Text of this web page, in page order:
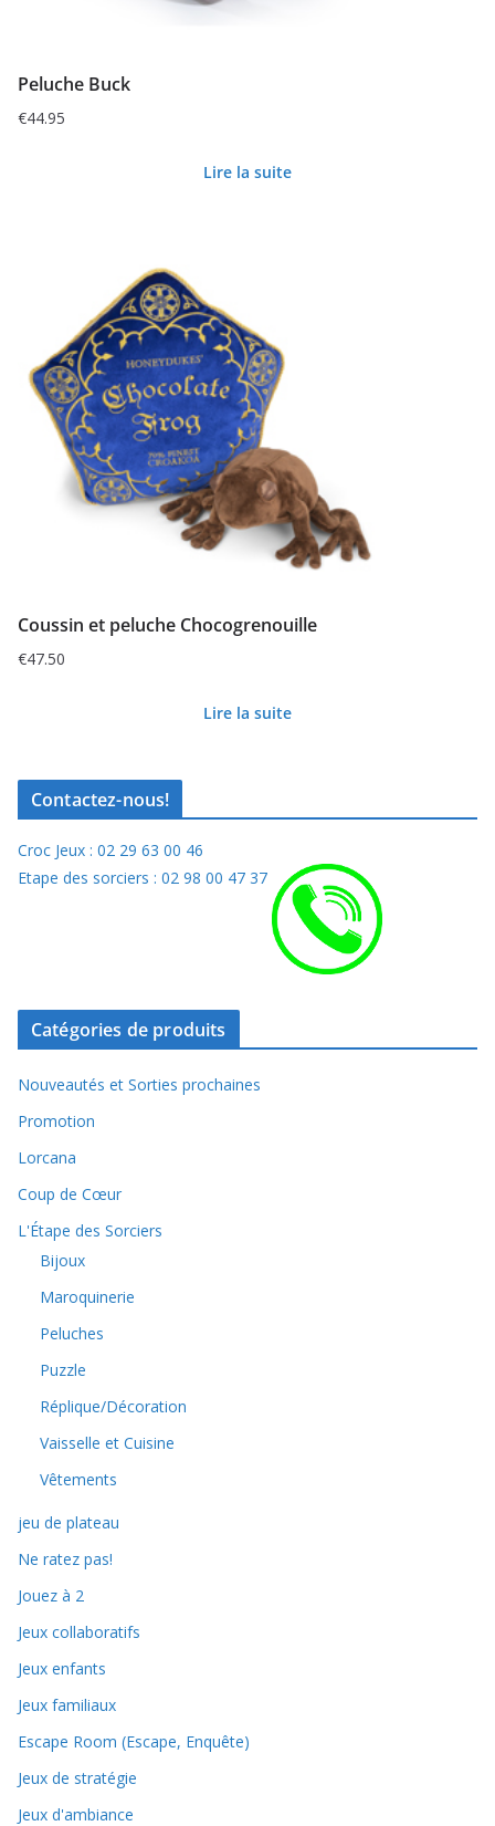
Peluche Buck
€44.95
Lire la suite
Coussin et peluche Chocogrenouille
€47.50
Lire la suite
Contactez-nous!
Croc Jeux : 02 29 63 00 46
Etape des sorciers : 02 98 00 47 37
Catégories de produits
Nouveautés et Sorties prochaines
Promotion
Lorcana
Coup de Cœur
L'Étape des Sorciers
Bijoux
Maroquinerie
Peluches
Puzzle
Réplique/Décoration
Vaisselle et Cuisine
Vêtements
jeu de plateau
Ne ratez pas!
Jouez à 2
Jeux collaboratifs
Jeux enfants
Jeux familiaux
Escape Room (Escape, Enquête)
Jeux de stratégie
Jeux d'ambiance